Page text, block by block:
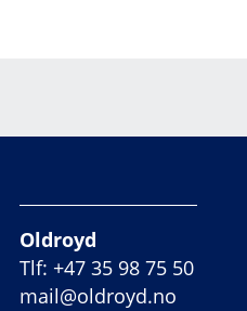
Oldroyd
Tlf: +47 35 98 75 50
mail@oldroyd.no